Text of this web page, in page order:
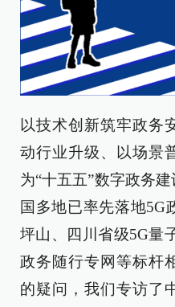
以技术创新筑牢政务
动行业升级、以场景
为“十五五”数字政务
国多地已率先落地5G
坪山、四川省级5G量
政务随行专网等标杆
的疑问，我们专访了